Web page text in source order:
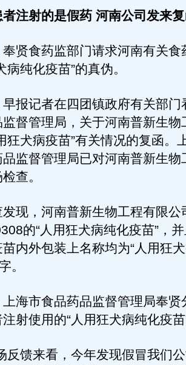
射的是假药 河南公司发来
食药监部门请求河南有关食
病纯化疫苗”的真伪。
记者在四团镇政府有关部门
督管理局，关于河南普新生物
狂犬病疫苗”有关情况的复函。
监督管理局已对河南普新生物
查。
，河南普新生物工程有限公
的“人用狂犬病纯化疫苗”，
内外包装上名称均为“人用狂
。
市食品药品监督管理局奉贤
射使用的“人用狂犬病纯化疫
馈来看，今年发现假冒我们公